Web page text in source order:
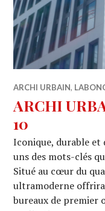
ARCHI URBAIN,
ARCHI
10
Iconique, durable et
uns des mots-clés
Situé au cœur du
ultramoderne offrira
bureaux de premier